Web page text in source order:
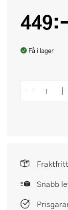
Få i lager
Snabb